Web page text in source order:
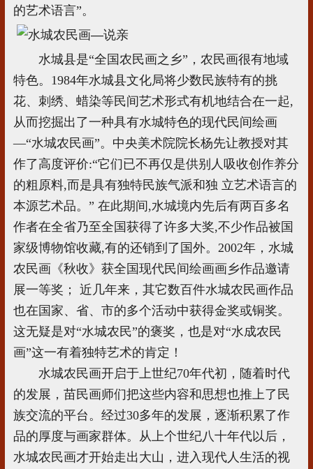
的艺术语言”。
水城县是“全国农民画之乡”，农民画很有地域
特色。1984年水城县文化局将少数民族特有的挑
花、刺绣、蜡染等民间艺术形式有机地结合在一起,
从而挖掘出了一种具有水城特色的现代民间绘画
—“水城农民画”。中央美术院院长杨先让教授对其
作了高度评价:“它们已不再仅是供别人吸收创作养分
的粗原料,而是具有独特民族气派和独 立艺术语言的
本源艺术品。” 在此期间,水城境内先后有两百多名
作者在全省乃至全国获得了许多大奖,不少作品被国
家级博物馆收藏,有的还销到了国外。2002年，水城
农民画《秋收》获全国现代民间绘画画乡作品邀请
展一等奖； 近几年来，其它数百件水城农民画作品
也在国家、省、市的多个活动中获得金奖或铜奖。
这无疑是对“水城农民”的褒奖，也是对“水成农民
画”这一有着独特艺术的肯定！
水城农民画开启于上世纪70年代初，随着时代
的发展，苗民画师们把这些内容和思想也推上了民
族交流的平台。经过30多年的发展，逐渐积累了作
品的厚度与画家群体。从上个世纪八十年代以后，
水城农民画才开始走出大山，进入现代人生活的视